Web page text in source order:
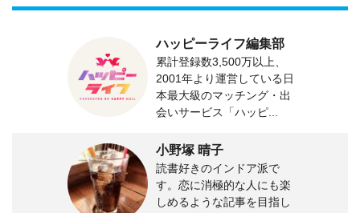
ハッピーライフ編集部
累計登録数3,500万以上、
2001年より運営している日
本最大級のマッチング・出
会いサービス「ハッピ...
小野塚 晴子
読書好きのインドア派で
す。恋に消極的な人にも楽
しめるような記事を目指し